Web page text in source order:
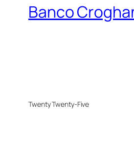
Banco
Twenty Twenty-Five